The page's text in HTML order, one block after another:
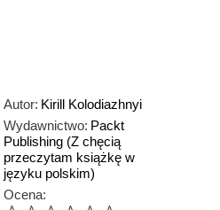
Autor: Kirill Kolodiazhnyi
Wydawnictwo: Packt
Publishing (Z chęcią
przeczytam książkę w
języku polskim)
Ocena: